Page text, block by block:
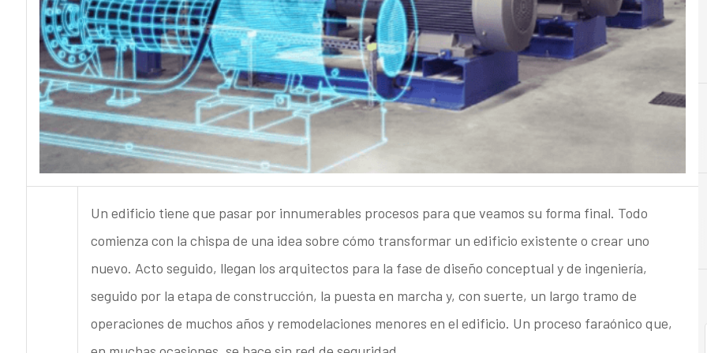
Un edificio tiene que pasar por innumerables procesos para que veamos su forma final. Todo
comienza con la chispa de una idea sobre cómo transformar un edificio existente o crear uno
nuevo. Acto seguido, llegan los arquitectos para la fase de diseño conceptual y de ingeniería,
seguido por la etapa de construcción, la puesta en marcha y, con suerte, un largo tramo de
operaciones de muchos años y remodelaciones menores en el edificio. Un proceso faraónico que,